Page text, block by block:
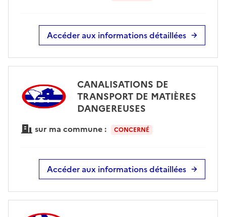
Accéder aux informations détaillées
CANALISATIONS DE
TRANSPORT DE MATIÈRES
DANGEREUSES
sur ma commune : CONCERNÉ
Accéder aux informations détaillées